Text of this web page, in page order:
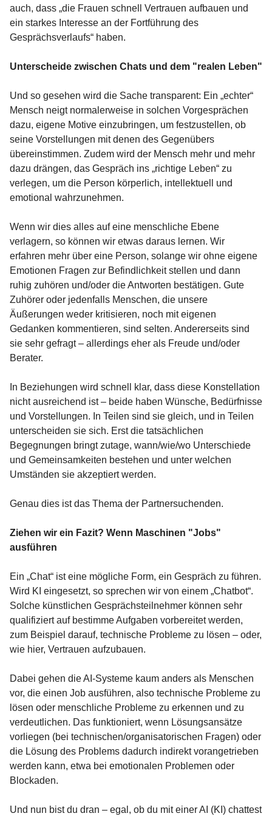
auch, dass „die Frauen schnell Vertrauen aufbauen und
ein starkes Interesse an der Fortführung des
Gesprächsverlaufs“ haben.
Unterscheide zwischen Chats und dem "realen Leben"
Und so gesehen wird die Sache transparent: Ein „echter“
Mensch neigt normalerweise in solchen Vorgesprächen
dazu, eigene Motive einzubringen, um festzustellen, ob
seine Vorstellungen mit denen des Gegenübers
übereinstimmen. Zudem wird der Mensch mehr und mehr
dazu drängen, das Gespräch ins „richtige Leben“ zu
verlegen, um die Person körperlich, intellektuell und
emotional wahrzunehmen.
Wenn wir dies alles auf eine menschliche Ebene
verlagern, so können wir etwas daraus lernen. Wir
erfahren mehr über eine Person, solange wir ohne eigene
Emotionen Fragen zur Befindlichkeit stellen und dann
ruhig zuhören und/oder die Antworten bestätigen. Gute
Zuhörer oder jedenfalls Menschen, die unsere
Äußerungen weder kritisieren, noch mit eigenen
Gedanken kommentieren, sind selten. Andererseits sind
sie sehr gefragt – allerdings eher als Freude und/oder
Berater.
In Beziehungen wird schnell klar, dass diese Konstellation
nicht ausreichend ist – beide haben Wünsche, Bedürfnisse
und Vorstellungen. In Teilen sind sie gleich, und in Teilen
unterscheiden sie sich. Erst die tatsächlichen
Begegnungen bringt zutage, wann/wie/wo Unterschiede
und Gemeinsamkeiten bestehen und unter welchen
Umständen sie akzeptiert werden.
Genau dies ist das Thema der Partnersuchenden.
Ziehen wir ein Fazit? Wenn Maschinen "Jobs"
ausführen
Ein „Chat“ ist eine mögliche Form, ein Gespräch zu führen.
Wird KI eingesetzt, so sprechen wir von einem „Chatbot“.
Solche künstlichen Gesprächsteilnehmer können sehr
qualifiziert auf bestimme Aufgaben vorbereitet werden,
zum Beispiel darauf, technische Probleme zu lösen – oder,
wie hier, Vertrauen aufzubauen.
Dabei gehen die AI-Systeme kaum anders als Menschen
vor, die einen Job ausführen, also technische Probleme zu
lösen oder menschliche Probleme zu erkennen und zu
verdeutlichen. Das funktioniert, wenn Lösungsansätze
vorliegen (bei technischen/organisatorischen Fragen) oder
die Lösung des Problems dadurch indirekt vorangetrieben
werden kann, etwa bei emotionalen Problemen oder
Blockaden.
Und nun bist du dran – egal, ob du mit einer AI (KI) chattest